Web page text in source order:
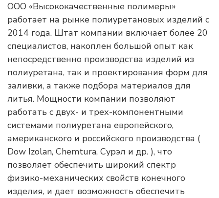
ООО «Высококачественные полимеры»
работает на рынке полиуретановых изделий с
2014 года. Штат компании включает более 20
специалистов, накоплен большой опыт как
непосредственно производства изделий из
полиуретана, так и проектирования форм для
заливки, а также подбора материалов для
литья. Мощности компании позволяют
работать с двух- и трех-компонентными
системами полиуретана европейского,
американского и российского производства (
Dow Izolan, Chemtura, Сурэл и др. ), что
позволяет обеспечить широкий спектр
физико-механических свойств конечного
изделия, и дает возможность обеспечить